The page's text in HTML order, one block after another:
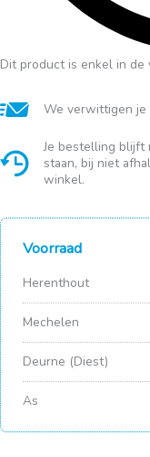
Dit product is enkel in de
We verwittigen je
Je bestelling blijft
staan, bij niet
winkel.
Voorraad
Herenthout
Mechelen
Deurne (Diest)
As